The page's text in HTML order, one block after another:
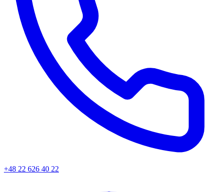
+48 22 626 40 22